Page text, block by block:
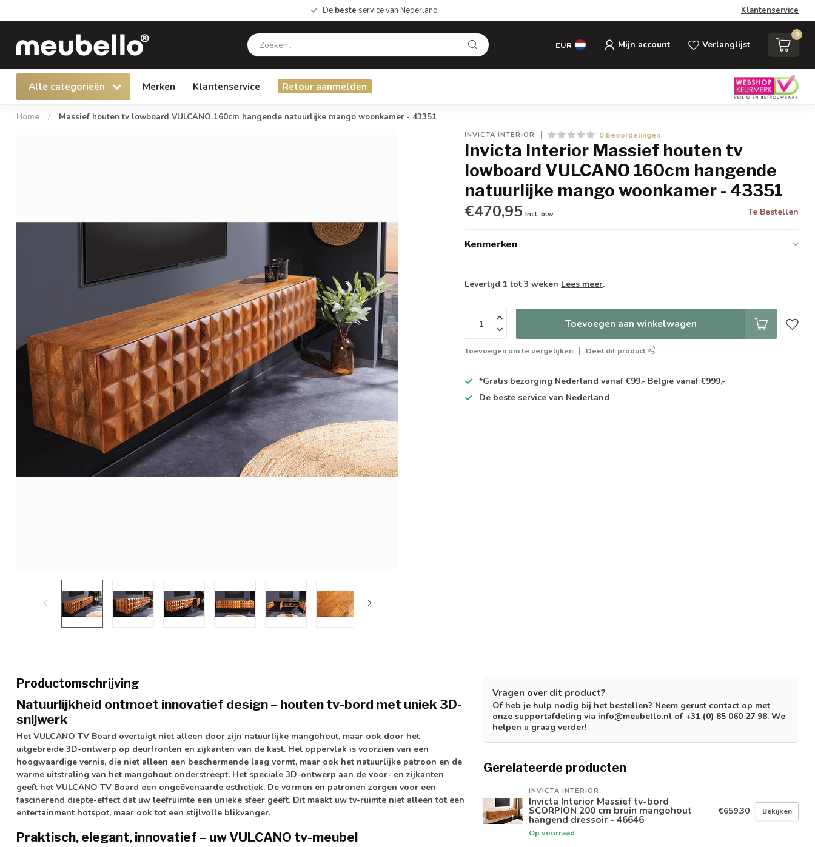
De beste service van Nederland Klantenservice
EUR Mijn account Verlanglijst
0
Alle categorieën Merken Klantenservice Retour aanmelden
Home / Massief houten tv lowboard VULCANO 160cm hangende natuurlijke mango woonkamer - 43351
INVICTA INTERIOR 0 beoordelingen
Invicta Interior Massief houten tv
lowboard VULCANO 160cm hangende
natuurlijke mango woonkamer - 43351
€470,95 Incl. btw Te Bestellen
Kenmerken
Levertijd 1 tot 3 weken Lees meer.
Toevoegen aan winkelwagen
Toevoegen om te vergelijken Deel dit product
*Gratis bezorging Nederland vanaf €99.- België vanaf €999,-
De beste service van Nederland
Productomschrijving
Natuurlijkheid ontmoet innovatief design – houten tv-bord met uniek 3D-
snijwerk
Het VULCANO TV Board overtuigt niet alleen door zijn natuurlijke mangohout, maar ook door het
uitgebreide 3D-ontwerp op deurfronten en zijkanten van de kast. Het oppervlak is voorzien van een
hoogwaardige vernis, die niet alleen een beschermende laag vormt, maar ook het natuurlijke patroon en de
warme uitstraling van het mangohout onderstreept. Het speciale 3D-ontwerp aan de voor- en zijkanten
geeft het VULCANO TV Board een ongeëvenaarde esthetiek. De vormen en patronen zorgen voor een
fascinerend diepte-effect dat uw leefruimte een unieke sfeer geeft. Dit maakt uw tv-ruimte niet alleen tot een
entertainment hotspot, maar ook tot een stijlvolle blikvanger.
Praktisch, elegant, innovatief – uw VULCANO tv-meubel
Vragen over dit product?
Of heb je hulp nodig bij het bestellen? Neem gerust contact op met
onze supportafdeling via info@meubello.nl of +31 (0) 85 060 27 98. We
helpen u graag verder!
Gerelateerde producten
INVICTA INTERIOR
Invicta Interior Massief tv-bord
SCORPION 200 cm bruin mangohout
hangend dressoir - 46646
Op voorraad
€659,30 Bekijken